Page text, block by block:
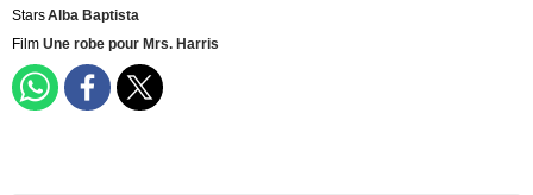
StarsAlba Baptista
Film Une robe pour Mrs. Harris